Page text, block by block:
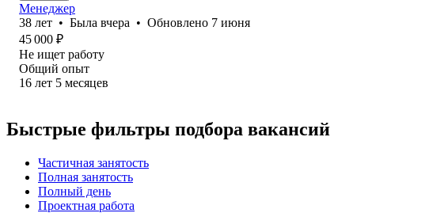
Менеджер
38 лет • Была вчера • Обновлено 7 июня
45 000 ₽
Не ищет работу
Общий опыт
16 лет 5 месяцев
Быстрые фильтры подбора вакансий
Частичная занятость
Полная занятость
Полный день
Проектная работа